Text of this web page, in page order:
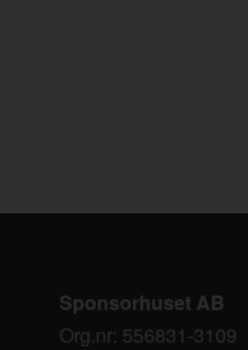
Sponsorhuset AB
Org.nr: 556831-3109